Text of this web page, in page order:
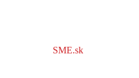
SME.sk